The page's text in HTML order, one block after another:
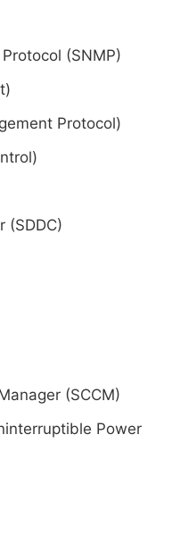
(SNMP)
Protocol)
(SDDC)
(SCCM)
Power